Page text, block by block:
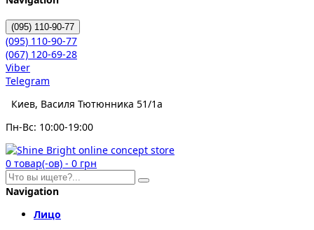
(095) 110-90-77
(095) 110-90-77
(067) 120-69-28
Viber
Telegram
Киев, Василя Тютюнника 51/1а
Пн-Вс: 10:00-19:00
0 товар(-ов) - 0 грн
Navigation
Лицо